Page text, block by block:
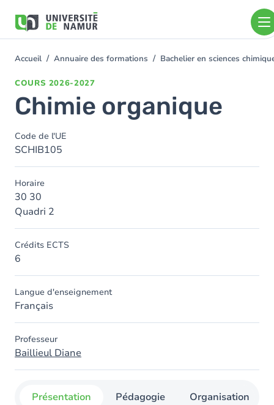
contenu
You
Accueil Annuaire des formations Bachelier en sciences
COURS 2026-2027
Chimie organique
Code de l'UE
SCHIB105
Horaire
30 30
Quadri 2
Crédits ECTS
6
Langue d'enseignement
Français
Professeur
Baillieul Diane
Présentation Pédagogie Organisation